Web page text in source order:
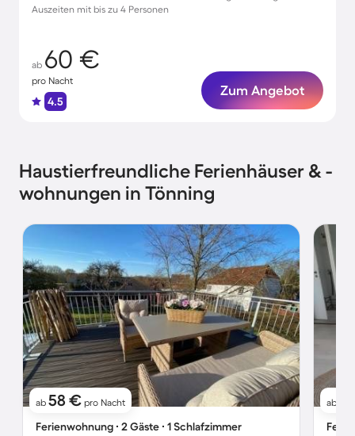
Auszeiten mit bis zu 4 Personen
ab 60 €
pro Nacht
4.5
Zum Angebot
Haustierfreundliche Ferienhäuser & -
wohnungen in Tönning
ab 58 € pro Nacht
Ferienwohnung ∙ 2 Gäste ∙ 1 Schlafzimmer
ab